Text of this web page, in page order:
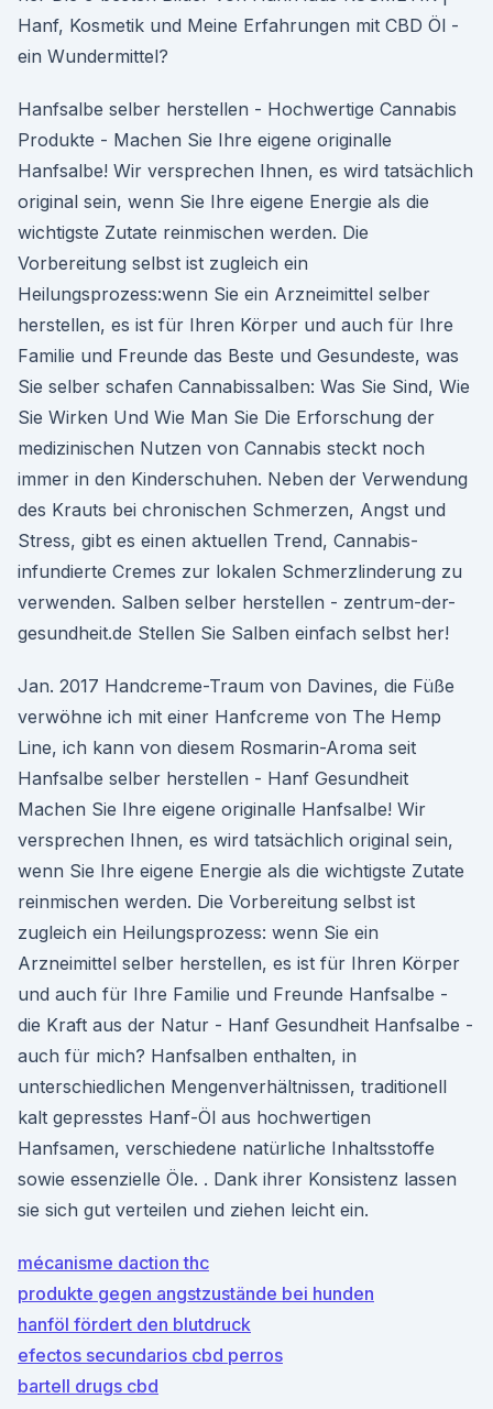
Hanf, Kosmetik und Meine Erfahrungen mit CBD Öl -
ein Wundermittel?
Hanfsalbe selber herstellen - Hochwertige Cannabis
Produkte - Machen Sie Ihre eigene originalle
Hanfsalbe! Wir versprechen Ihnen, es wird tatsächlich
original sein, wenn Sie Ihre eigene Energie als die
wichtigste Zutate reinmischen werden. Die
Vorbereitung selbst ist zugleich ein
Heilungsprozess:wenn Sie ein Arzneimittel selber
herstellen, es ist für Ihren Körper und auch für Ihre
Familie und Freunde das Beste und Gesundeste, was
Sie selber schafen Cannabissalben: Was Sie Sind, Wie
Sie Wirken Und Wie Man Sie Die Erforschung der
medizinischen Nutzen von Cannabis steckt noch
immer in den Kinderschuhen. Neben der Verwendung
des Krauts bei chronischen Schmerzen, Angst und
Stress, gibt es einen aktuellen Trend, Cannabis-
infundierte Cremes zur lokalen Schmerzlinderung zu
verwenden. Salben selber herstellen - zentrum-der-
gesundheit.de Stellen Sie Salben einfach selbst her!
Jan. 2017 Handcreme-Traum von Davines, die Füße
verwöhne ich mit einer Hanfcreme von The Hemp
Line, ich kann von diesem Rosmarin-Aroma seit
Hanfsalbe selber herstellen - Hanf Gesundheit
Machen Sie Ihre eigene originalle Hanfsalbe! Wir
versprechen Ihnen, es wird tatsächlich original sein,
wenn Sie Ihre eigene Energie als die wichtigste Zutate
reinmischen werden. Die Vorbereitung selbst ist
zugleich ein Heilungsprozess: wenn Sie ein
Arzneimittel selber herstellen, es ist für Ihren Körper
und auch für Ihre Familie und Freunde Hanfsalbe -
die Kraft aus der Natur - Hanf Gesundheit Hanfsalbe -
auch für mich? Hanfsalben enthalten, in
unterschiedlichen Mengenverhältnissen, traditionell
kalt gepresstes Hanf-Öl aus hochwertigen
Hanfsamen, verschiedene natürliche Inhaltsstoffe
sowie essenzielle Öle. . Dank ihrer Konsistenz lassen
sie sich gut verteilen und ziehen leicht ein.
mécanisme daction thc
produkte gegen angstzustände bei hunden
hanföl fördert den blutdruck
efectos secundarios cbd perros
bartell drugs cbd